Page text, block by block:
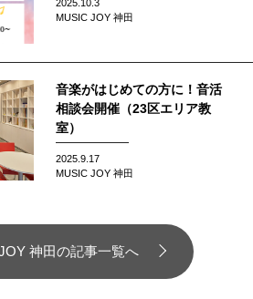
2025.10.3
MUSIC JOY 神田
音楽がはじめての方に！音活
相談会開催（23区エリア教
室）
2025.9.17
MUSIC JOY 神田
神田の記事一覧へ